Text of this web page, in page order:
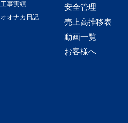
工事実績
オオナカ日記
安全管理
売上高推移表
動画一覧
お客様へ